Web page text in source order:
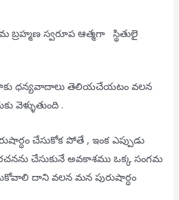
బ్రహ్మణ స్వరూప ఆత్మగా స్థితులై
ధన్యవాదాలు తెలియచేయటం వలన
వెళ్ళుతుంది .
చేసుకోక పోతే , ఇంక ఎప్పుడు
చేసుకునే అవకాశము ఒక్క సంగమ
దాని వలన మన పురుషార్ధం